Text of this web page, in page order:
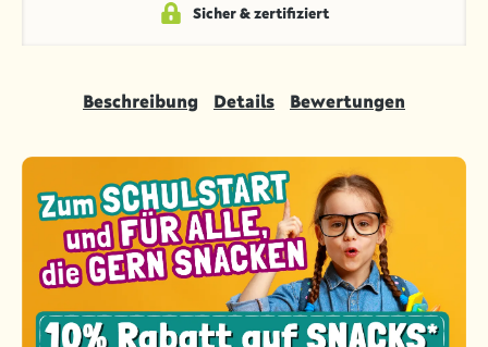
Sicher & zertifiziert
Beschreibung Details Bewertungen